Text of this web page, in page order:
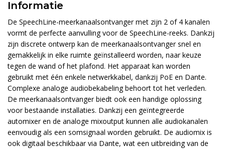
Informatie
De SpeechLine-meerkanaalsontvanger met zijn 2 of 4 kanalen
vormt de perfecte aanvulling voor de SpeechLine-reeks. Dankzij
zijn discrete ontwerp kan de meerkanaalsontvanger snel en
gemakkelijk in elke ruimte geïnstalleerd worden, naar keuze
tegen de wand of het plafond. Het apparaat kan worden
gebruikt met één enkele netwerkkabel, dankzij PoE en Dante.
Complexe analoge audiobekabeling behoort tot het verleden.
De meerkanaalsontvanger biedt ook een handige oplossing
voor bestaande installaties. Dankzij een geïntegreerde
automixer en de analoge mixoutput kunnen alle audiokanalen
eenvoudig als een somsignaal worden gebruikt. De audiomix is
ook digitaal beschikbaar via Dante, wat een uitbreiding van de